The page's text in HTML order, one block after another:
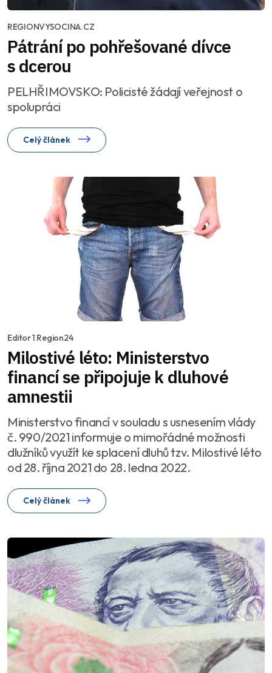
REGIONVYSOCINA.CZ
Pátrání po pohřešované dívce
s dcerou
PELHŘIMOVSKO: Policisté žádají veřejnost o
spolupráci
Celý článek
Editor 1 Region24
Milostivé léto: Ministerstvo
financí se připojuje k dluhové
amnestii
Ministerstvo financí v souladu s usnesením vlády
č. 990/2021 informuje o mimořádné možnosti
dlužníků využít ke splacení dluhů tzv. Milostivé léto
od 28. října 2021 do 28. ledna 2022.
Celý článek